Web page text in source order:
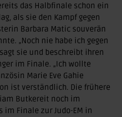
das Halbfinale schon ein
als sie den Kampf gegen
Barbara Matic souverän
„Noch nie habe ich gegen
sie und beschreibt ihren
im Finale. „Ich wollte
Marie Eve Gahie
ist verständlich. Die frühere
Butkereit noch im
im Finale zur Judo-EM in